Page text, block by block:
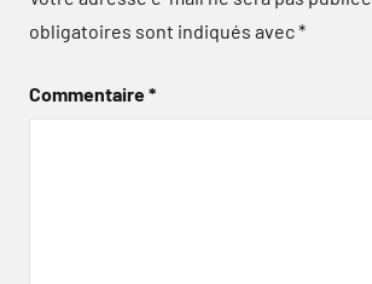
obligatoires sont indiqués avec*
Commentaire*